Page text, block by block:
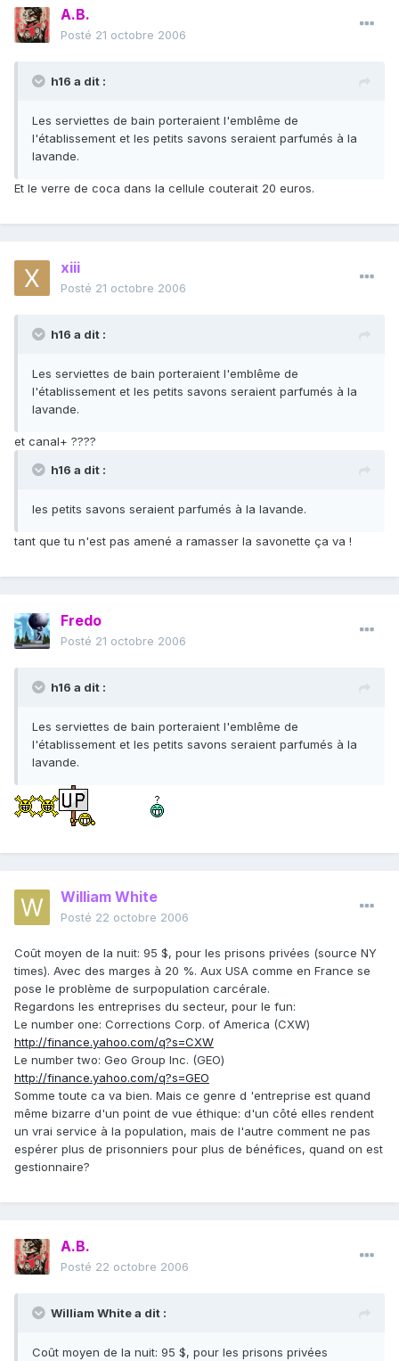
A.B.
Posté 21 octobre 2006
h16 a dit :
Les serviettes de bain porteraient l'emblême de
l'établissement et les petits savons seraient parfumés à la
lavande.
Et le verre de coca dans la cellule couterait 20 euros.
xiii
Posté 21 octobre 2006
h16 a dit :
Les serviettes de bain porteraient l'emblême de
l'établissement et les petits savons seraient parfumés à la
lavande.
et canal+ ????
h16 a dit :
les petits savons seraient parfumés à la lavande.
tant que tu n'est pas amené a ramasser la savonette ça va !
Fredo
Posté 21 octobre 2006
h16 a dit :
Les serviettes de bain porteraient l'emblême de
l'établissement et les petits savons seraient parfumés à la
lavande.
William White
Posté 22 octobre 2006
Coût moyen de la nuit: 95 $, pour les prisons privées (source NY
times). Avec des marges à 20 %. Aux USA comme en France se
pose le problème de surpopulation carcérale.
Regardons les entreprises du secteur, pour le fun:
Le number one: Corrections Corp. of America (CXW)
http://finance.yahoo.com/q?s=CXW
Le number two: Geo Group Inc. (GEO)
http://finance.yahoo.com/q?s=GEO
Somme toute ca va bien. Mais ce genre d 'entreprise est quand
même bizarre d'un point de vue éthique: d'un côté elles rendent
un vrai service à la population, mais de l'autre comment ne pas
espérer plus de prisonniers pour plus de bénéfices, quand on est
gestionnaire?
A.B.
Posté 22 octobre 2006
William White a dit :
Coût moyen de la nuit: 95 $, pour les prisons privées